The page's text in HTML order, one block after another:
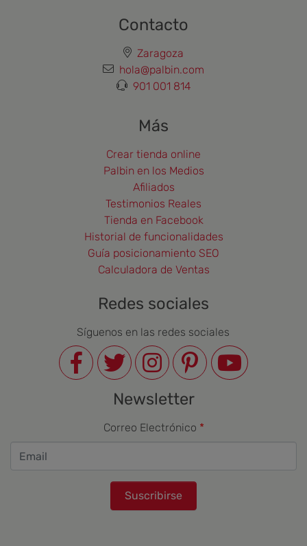
Contacto
Zaragoza
hola@palbin.com
901 001 814
Más
Crear tienda online
Palbin en los Medios
Afiliados
Testimonios Reales
Tienda en Facebook
Historial de funcionalidades
Guía posicionamiento SEO
Calculadora de Ventas
Redes sociales
Síguenos en las redes sociales
Newsletter
Correo Electrónico
Suscribirse